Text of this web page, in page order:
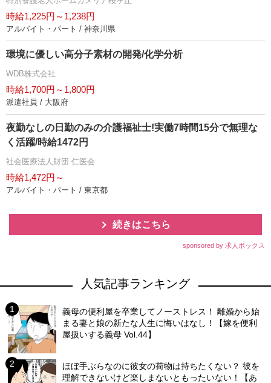
時給1,225円～1,238円
アルバイト・パート / 神奈川県
環境に優しい高分子素材の開発/化学分析
WDB株式会社
時給1,700円～1,800円
派遣社員 / 大阪府
夜勤なしの日勤のみの介護福祉士!実働7時間15分で無理な
く活躍/時給1472円
社会医療法人財団 仁医会
時給1,472円～
アルバイト・パート / 東京都
続きはこちら
sponsored by 求人ボックス
人気記事ランキング
義母の便利屋を卒業してノーストレス！ 離婚から始
まる妻と娘の新たな人生に悔いはなし！【嫁を便利
屋扱いする義母 Vol.44】
ほぼ手ぶらなのに彼女の荷物は持ちたくない？ 彼を
理解できないけど楽しまないともったいない！【あ